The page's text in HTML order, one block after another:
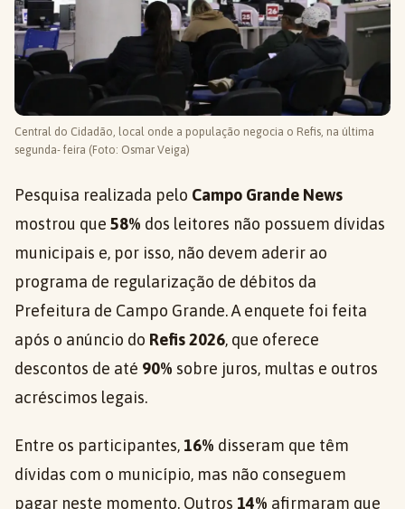
Central do Cidadão, local onde a população negocia o Refis, na última
segunda- feira (Foto: Osmar Veiga)
Pesquisa realizada pelo Campo Grande News
mostrou que 58% dos leitores não possuem dívidas
municipais e, por isso, não devem aderir ao
programa de regularização de débitos da
Prefeitura de Campo Grande. A enquete foi feita
após o anúncio do Refis 2026, que oferece
descontos de até 90% sobre juros, multas e outros
acréscimos legais.
Entre os participantes, 16% disseram que têm
dívidas com o município, mas não conseguem
pagar neste momento. Outros 14% afirmaram que